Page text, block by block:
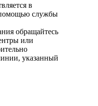
в
службы
обращайтесь
или
указанный